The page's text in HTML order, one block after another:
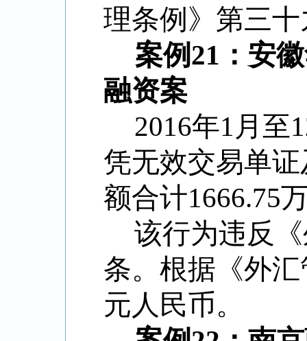
理条例》第三
案例21：安
融资案
2016年1月至
凭无效交易单
额合计1666.75
该行为违反
条。根据《外
元人民币。